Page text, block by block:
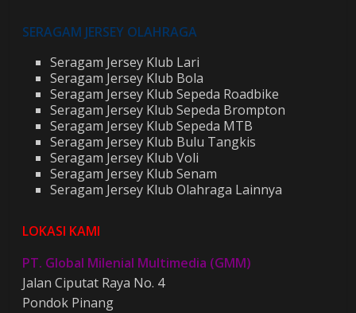
SERAGAM JERSEY OLAHRAGA
Seragam Jersey Klub Lari
Seragam Jersey Klub Bola
Seragam Jersey Klub Sepeda Roadbike
Seragam Jersey Klub Sepeda Brompton
Seragam Jersey Klub Sepeda MTB
Seragam Jersey Klub Bulu Tangkis
Seragam Jersey Klub Voli
Seragam Jersey Klub Senam
Seragam Jersey Klub Olahraga Lainnya
LOKASI KAMI
PT. Global Milenial Multimedia (GMM)
Jalan Ciputat Raya No. 4
Pondok Pinang